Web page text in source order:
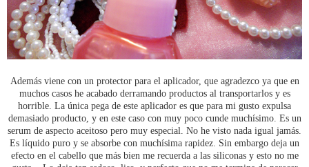
Además viene con un protector para el aplicador, que agradezco ya que en
muchos casos he acabado derramando productos al transportarlos y es
horrible. La única pega de este aplicador es que para mi gusto expulsa
demasiado producto, y en este caso con muy poco cunde muchísimo. Es un
serum de aspecto aceitoso pero muy especial. No he visto nada igual jamás.
Es líquido puro y se absorbe con muchísima rapidez. Sin embargo deja un
efecto en el cabello que más bien me recuerda a las siliconas y esto no me